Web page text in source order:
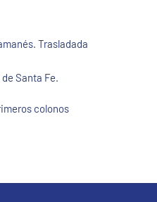
Trasladada
Santa Fe.
colonos